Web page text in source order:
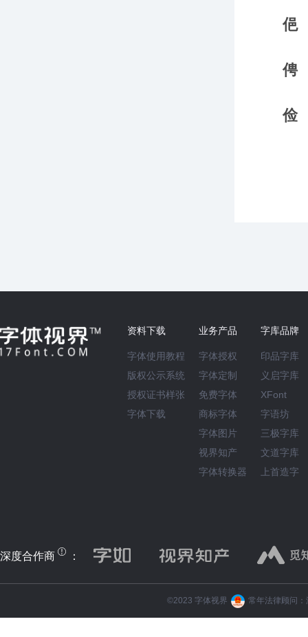
资料下载
字体使用教程
版权公示系统
授权证书样张
字体下载
业务产品
字体授权
字体定制
免费字体
商标字体
字体图片
视界知产
字体转换器
字库品牌
印品字库
义启字库
XFont
字语坊
三极字库
文道字库
上首造字
深度合作商 ：
©️2023 字体视界 常年法律顾问